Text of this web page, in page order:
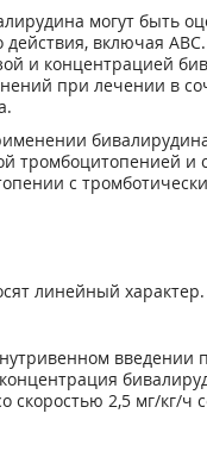
могут быть
включая
и концентрацией
при лечении в
тромбоцитопенией и
с
линейный характер.
введении
2,5 мг/кг/ч